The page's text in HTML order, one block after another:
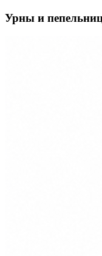
Урны и